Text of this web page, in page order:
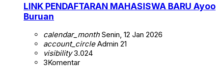
LINK PENDAFTARAN MAHASISWA BARU Ayoo
Buruan
calendar_monthSenin, 12 Jan 2026
account_circleAdmin 21
visibility3.024
3Komentar